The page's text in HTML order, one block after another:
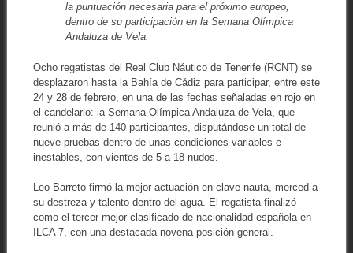
la puntuación necesaria para el próximo europeo,
dentro de su participación en la Semana Olímpica
Andaluza de Vela.
Ocho regatistas del Real Club Náutico de Tenerife (RCNT) se
desplazaron hasta la Bahía de Cádiz para participar, entre este
24 y 28 de febrero, en una de las fechas señaladas en rojo en
el candelario: la Semana Olímpica Andaluza de Vela, que
reunió a más de 140 participantes, disputándose un total de
nueve pruebas dentro de unas condiciones variables e
inestables, con vientos de 5 a 18 nudos.
Leo Barreto firmó la mejor actuación en clave nauta, merced a
su destreza y talento dentro del agua. El regatista finalizó
como el tercer mejor clasificado de nacionalidad española en
ILCA 7, con una destacada novena posición general.